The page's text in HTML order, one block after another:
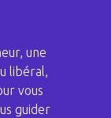
une
libéral,
vous
guider